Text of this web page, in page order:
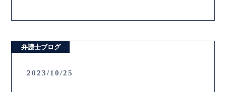
弁護士ブログ
2023/10/25